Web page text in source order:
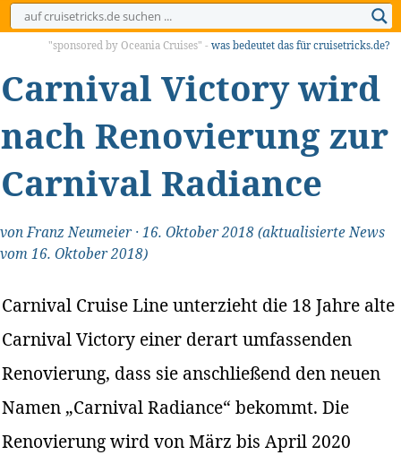
"sponsored by Oceania Cruises" - was bedeutet das für cruisetricks.de?
Carnival Victory wird
nach Renovierung zur
Carnival Radiance
vonFranz Neumeier·16. Oktober 2018(aktualisierte News
vom 16. Oktober 2018)
Carnival Cruise Line unterzieht die 18 Jahre alte
Carnival Victory einer derart umfassenden
Renovierung, dass sie anschließend den neuen
Namen „Carnival Radiance“ bekommt. Die
Renovierung wird von März bis April 2020